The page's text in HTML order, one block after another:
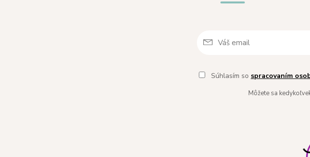
Súhlasím so spracovaním
Môžete sa